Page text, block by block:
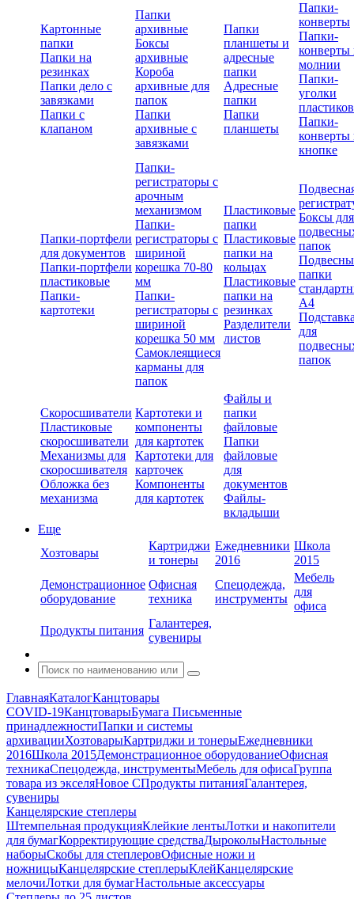
Картонные
папки
Папки на
резинках
Папки дело с
завязками
Папки с
клапаном
Папки
архивные
Боксы
архивные
Короба
архивные для
папок
Папки
архивные с
завязками
Папки
планшеты и
адресные
папки
Адресные
папки
Папки
планшеты
Папки-
конверты
Папки-
конверты
молнии
Папки-
уголки
Папки-
конверты
кнопке
Папки-портфели
для документов
Папки-портфели
пластиковые
Папки-
картотеки
Папки-
регистраторы с
арочным
механизмом
Папки-
регистраторы с
шириной
корешка 70-80
мм
Папки-
регистраторы с
шириной
корешка 50 мм
Самоклеящиеся
карманы для
папок
Пластиковые
папки
Пластиковые
папки на
кольцах
Пластиковые
папки на
резинках
Разделители
листов
Боксы для
папок
папки
А4
для
папок
Скоросшиватели
Пластиковые
скоросшиватели
Механизмы для
скоросшивателя
Обложка без
механизма
Картотеки и
компоненты
для картотек
Картотеки для
карточек
Компоненты
для картотек
Файлы и
папки
файловые
Папки
файловые
для
документов
Файлы-
вкладыши
Еще
Хозтовары
Картриджи
и тонеры
Ежедневники
2016
Школа
2015
Демонстрационное
оборудование
Офисная
техника
Спецодежда,
инструменты
Мебель
для
офиса
Продукты питания
Галантерея,
сувениры
ГлавнаяКаталогКанцтовары
COVID-19КанцтоварыБумага Письменные
принадлежностиПапки и системы
архивацииХозтоварыКартриджи и тонерыЕжедневники
2016Школа 2015Демонстрационное оборудованиеОфисная
техникаСпецодежда, инструментыМебель для офисаГруппа
товара из экселяНовое СПродукты питанияГалантерея,
сувениры
Канцелярские степлеры
Штемпельная продукцияКлейкие лентыЛотки и накопители
для бумагКорректирующие средстваДыроколыНастольные
наборыСкобы для степлеровОфисные ножи и
ножницыКанцелярские степлерыКлейКанцелярские
мелочиЛотки для бумагНастольные аксессуары